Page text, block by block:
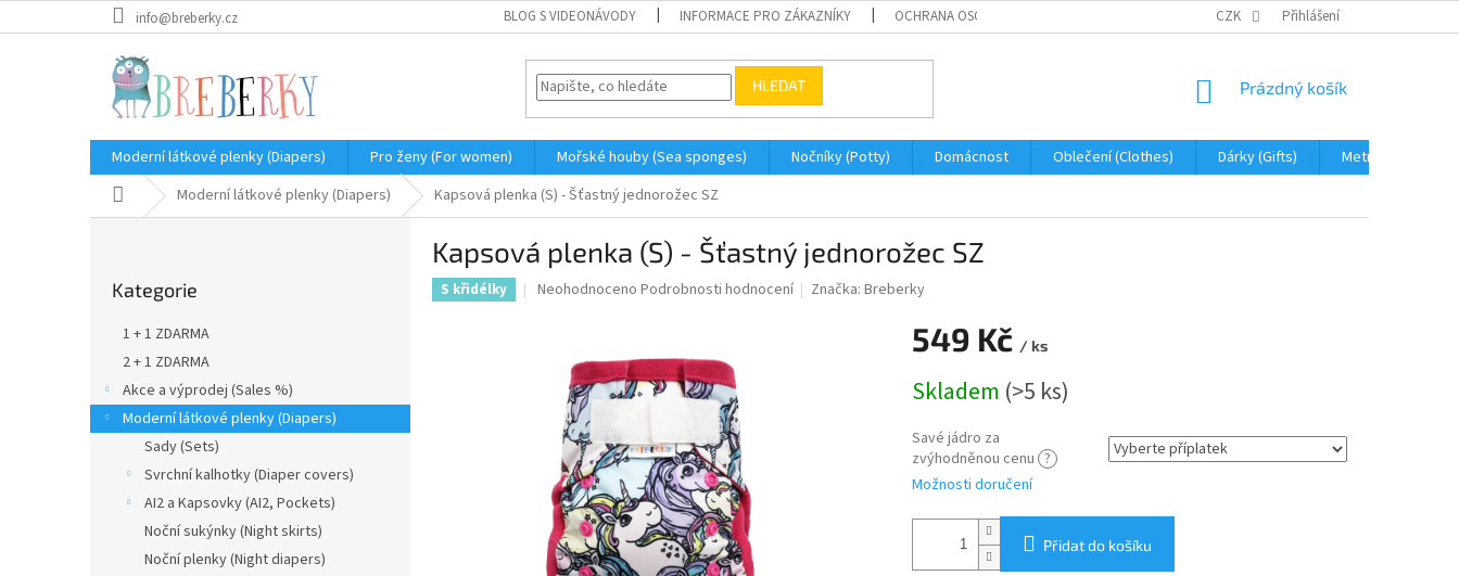
na
info@breberky.cz BLOG S VIDEONÁVODY INFORMACE PRO ZÁKAZNÍKY OCHRANA OSOBNÍCH ÚDAJŮ JAK NA REKLAMACI A VRÁCENÍ ZBOŽÍ
CZK Přihlášení
HLEDAT
NÁKUPNÍ
Prázdný košík
Moderní látkové plenky (Diapers) Pro ženy (For women) Mořské houby (Sea sponges) Nočníky (Potty) Domácnost Oblečení (Clothes) Dárky (Gifts)
Metráž (fabric)
Domů Moderní látkové plenky (Diapers) Kapsová plenka (S) - Šťastný jednorožec SZ
kategorie
Kategorie
1 + 1 ZDARMA
2 + 1 ZDARMA
Akce a výprodej (Sales %)
Moderní látkové plenky (Diapers)
Sady (Sets)
Svrchní kalhotky (Diaper covers)
AI2 a Kapsovky (AI2, Pockets)
Noční sukýnky (Night skirts)
Noční plenky (Night diapers)
Kapsová plenka (S) - Šťastný jednorožec SZ
S křidélky
Průměrné
hvězdiček.
Neohodnoceno Podrobnosti hodnocení Značka:Breberky
549 Kč / ks
cena:
Skladem (>5 ks)
Savé jádro za
zvýhodněnou cenu ?
Možnosti doručení
Přidat do košíku